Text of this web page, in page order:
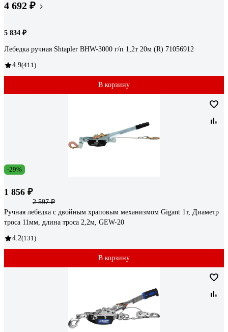
4 692 ₽
5 834 ₽
Лебедка ручная Shtapler BHW-3000 г/п 1,2т 20м (R) 71056912
4.9(411)
В корзину
-29%
1 856 ₽
2 597 ₽
Ручная лебедка с двойным храповым механизмом Gigant 1т, Диаметр
троса 11мм, длина троса 2,2м, GEW-20
4.2(131)
В корзину